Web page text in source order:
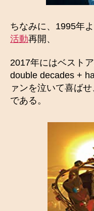
ちなみに、1995年
活動再開、
2017年にはベスト
double decades +
ァンを泣いて喜ば
である。